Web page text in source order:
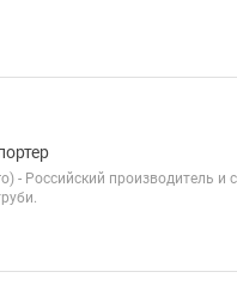
- Российский производитель и